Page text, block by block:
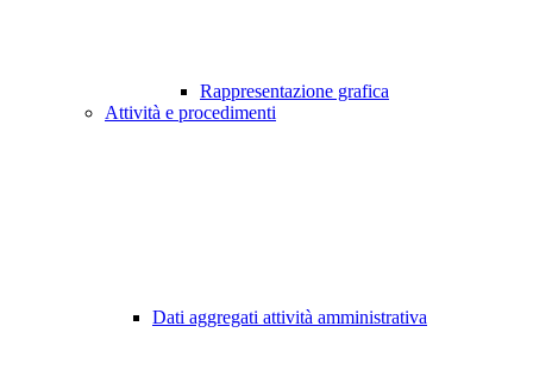
Rappresentazione grafica
Attività e procedimenti
Dati aggregati attività amministrativa